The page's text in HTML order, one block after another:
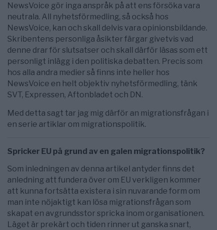
NewsVoice gör inga anspråk på att ens försöka vara
neutrala. All nyhetsförmedling, så också hos
NewsVoice, kan och skall delvis vara opinionsbildande.
Skribentens personliga åsikter färgar givetvis vad
denne drar för slutsatser och skall därför läsas som ett
personligt inlägg i den politiska debatten. Precis som
hos alla andra medier så finns inte heller hos
NewsVoice en helt objektiv nyhetsförmedling, tänk
SVT, Expressen, Aftonbladet och DN.
Med detta sagt tar jag mig därför an migrationsfrågan i
en serie artiklar om migrationspolitik.
Spricker EU på grund av en galen migrationspolitik?
Som inledningen av denna artikel antyder finns det
anledning att fundera över om EU verkligen kommer
att kunna fortsätta existera i sin nuvarande form om
man inte nöjaktigt kan lösa migrationsfrågan som
skapat en avgrundsstor spricka inom organisationen.
Läget är prekärt och tiden rinner ut ganska snart,